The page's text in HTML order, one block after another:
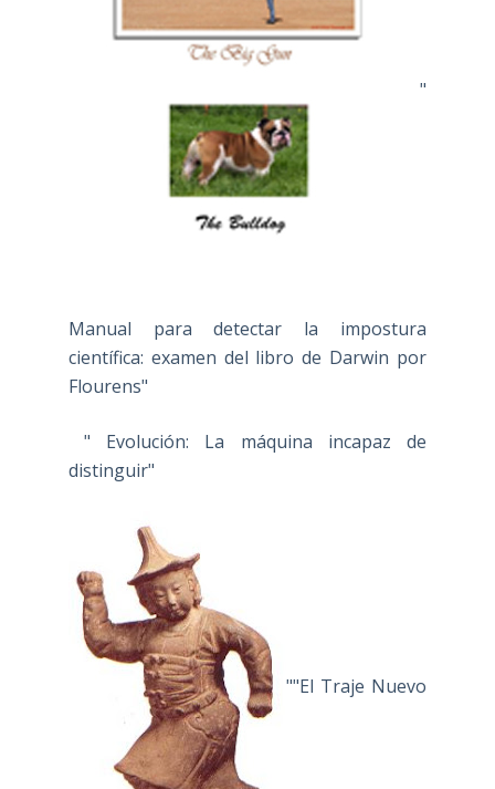
"
Manual para detectar la impostura
científica: examen del libro de Darwin por
Flourens"
" Evolución: La máquina incapaz de
distinguir"
""El Traje Nuevo